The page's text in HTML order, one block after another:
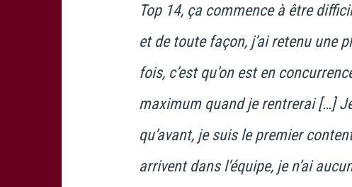
Top 14, ça commence à être
et de toute façon, j’ai retenu une
fois, c’est qu’on est en
maximum quand je rentrerai […]
qu’avant, je suis le premier
arrivent dans l’équipe, je n’ai